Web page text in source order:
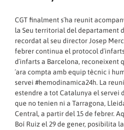
CGT finalment s´ha reunit
la Seu territorial del departament
recordat al seu director Josep
febrer continua el protocol
d´infarts a Barcelona, reconeixent
´ara compta amb equip tècnic i
servei #hemodinamica24h. La
estendre a tot Catalunya el servei
que no tenien ni a Tarragona,
Central, a partir del 15 de febrer.
Boí Ruiz el 29 de gener, posibilita